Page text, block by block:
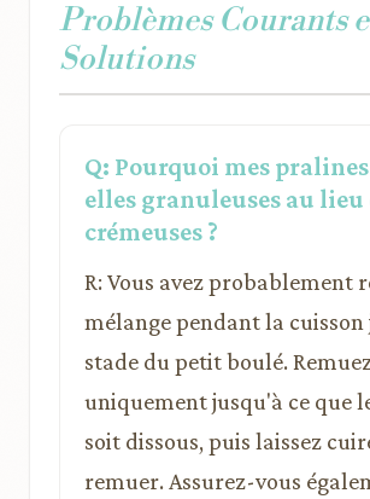
Problèmes Courants
Solutions
Q: Pourquoi mes
elles granuleuses au
crémeuses ?
R: Vous avez probablement
mélange pendant la cuisson
stade du petit boulé.
uniquement jusqu'à ce que
soit dissous, puis laissez
remuer. Assurez-vous